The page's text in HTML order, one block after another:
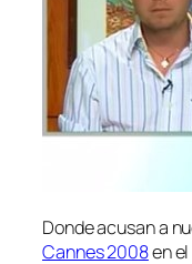
Donde acusan a
Cannes 2008en el